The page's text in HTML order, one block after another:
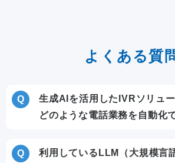
よくある質
生成AIを活用したIVRソリュー
どのような電話業務を自動化
利用しているLLM（大規模言